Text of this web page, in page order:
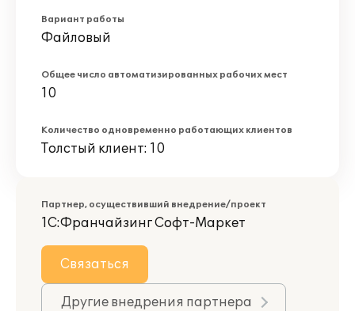
Вариант работы
Файловый
Общее число автоматизированных рабочих мест
10
Количество одновременно работающих клиентов
Толстый клиент: 10
Партнер, осуществивший внедрение/проект
1С:Франчайзинг Софт-Маркет
Связаться
Другие внедрения партнера